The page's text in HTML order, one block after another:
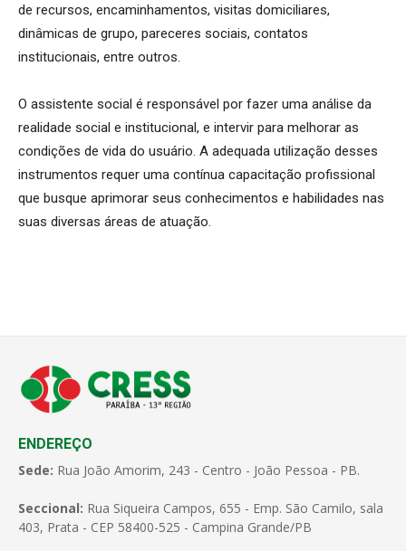
de recursos, encaminhamentos, visitas domiciliares,
dinâmicas de grupo, pareceres sociais, contatos
institucionais, entre outros.
O assistente social é responsável por fazer uma análise da
realidade social e institucional, e intervir para melhorar as
condições de vida do usuário. A adequada utilização desses
instrumentos requer uma contínua capacitação profissional
que busque aprimorar seus conhecimentos e habilidades nas
suas diversas áreas de atuação.
ENDEREÇO
Sede: Rua João Amorim, 243 - Centro - João Pessoa - PB.
Seccional: Rua Siqueira Campos, 655 - Emp. São Camilo, sala
403, Prata - CEP 58400-525 - Campina Grande/PB